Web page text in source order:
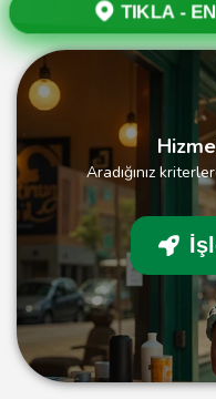
TIKLA -
Aradığınız